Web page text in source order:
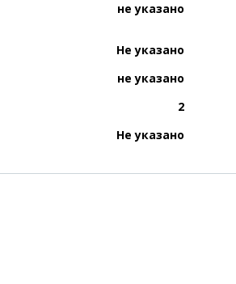
не указано
Не указано
не указано
2
Не указано